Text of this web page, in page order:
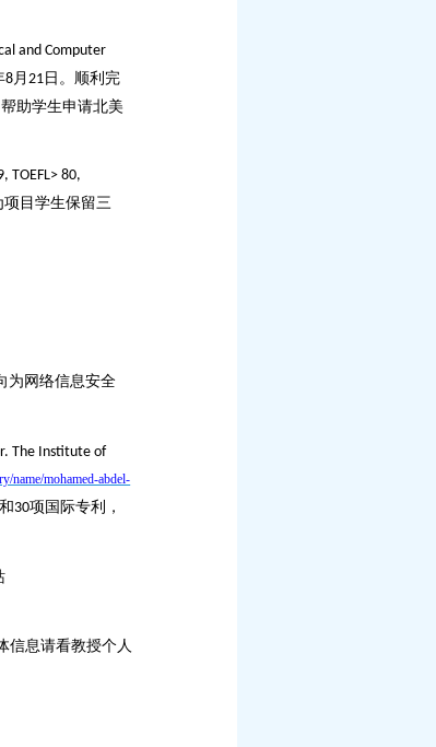
and Computer
8月21 日。 顺利 完
助学生申请北美
TOEFL> 80,
目学生保留三
为网络信息安全
The Institute of
name/mohamed-abdel-
30项国际专利，
信息请看教授个人